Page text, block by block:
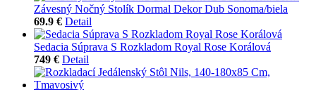
Závesný Nočný Stolík Dormal Dekor Dub Sonoma/biela
69.9 € Detail
Sedacia Súprava S Rozkladom Royal Rose Korálová
749 € Detail